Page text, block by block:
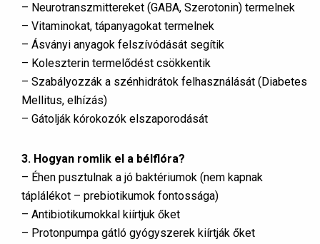
– Neurotranszmittereket (GABA, Szerotonin) termelnek
– Vitaminokat, tápanyagokat termelnek
– Ásványi anyagok felszívódását segítik
– Koleszterin termelődést csökkentik
– Szabályozzák a szénhidrátok felhasználását (Diabetes
Mellitus, elhízás)
– Gátolják kórokozók elszaporodását
3. Hogyan romlik el a bélflóra?
– Éhen pusztulnak a jó baktériumok (nem kapnak
táplálékot – prebiotikumok fontossága)
– Antibiotikumokkal kiírtjuk őket
– Protonpumpa gátló gyógyszerek kiírtják őket